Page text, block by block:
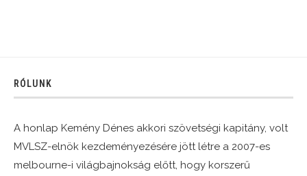
RÓLUNK
A honlap Kemény Dénes akkori szövetségi kapitány, volt
MVLSZ-elnök kezdeményezésére jött létre a 2007-es
melbourne-i világbajnokság előtt, hogy korszerű